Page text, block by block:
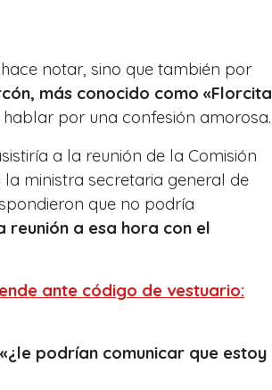
notar, sino que también por
más conocido como «Florcita
por una confesión amorosa.
a la reunión de la Comisión
ministra secretaria general de
que no podría
reunión a esa hora con el
ante código de vestuario:
«¿le podrían comunicar que estoy